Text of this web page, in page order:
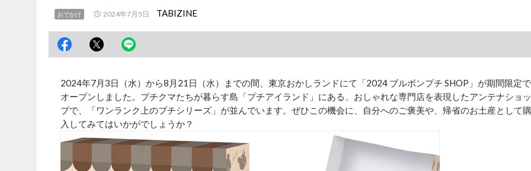
おでかけ 2024年7月5日 TABIZINE
2024年7月3日（水）から8月21日（水）までの間、東京おかしランドにて「2024 ブルボンプチ SHOP」が期間限定で
オープンしました。プチクマたちが暮らす島「プチアイランド」にある、おしゃれな専門店を表現したアンテナショッ
プで、「ワンランク上のプチシリーズ」が並んでいます。ぜひこの機会に、自分へのご褒美や、帰省のお土産として購
入してみてはいかがでしょうか？